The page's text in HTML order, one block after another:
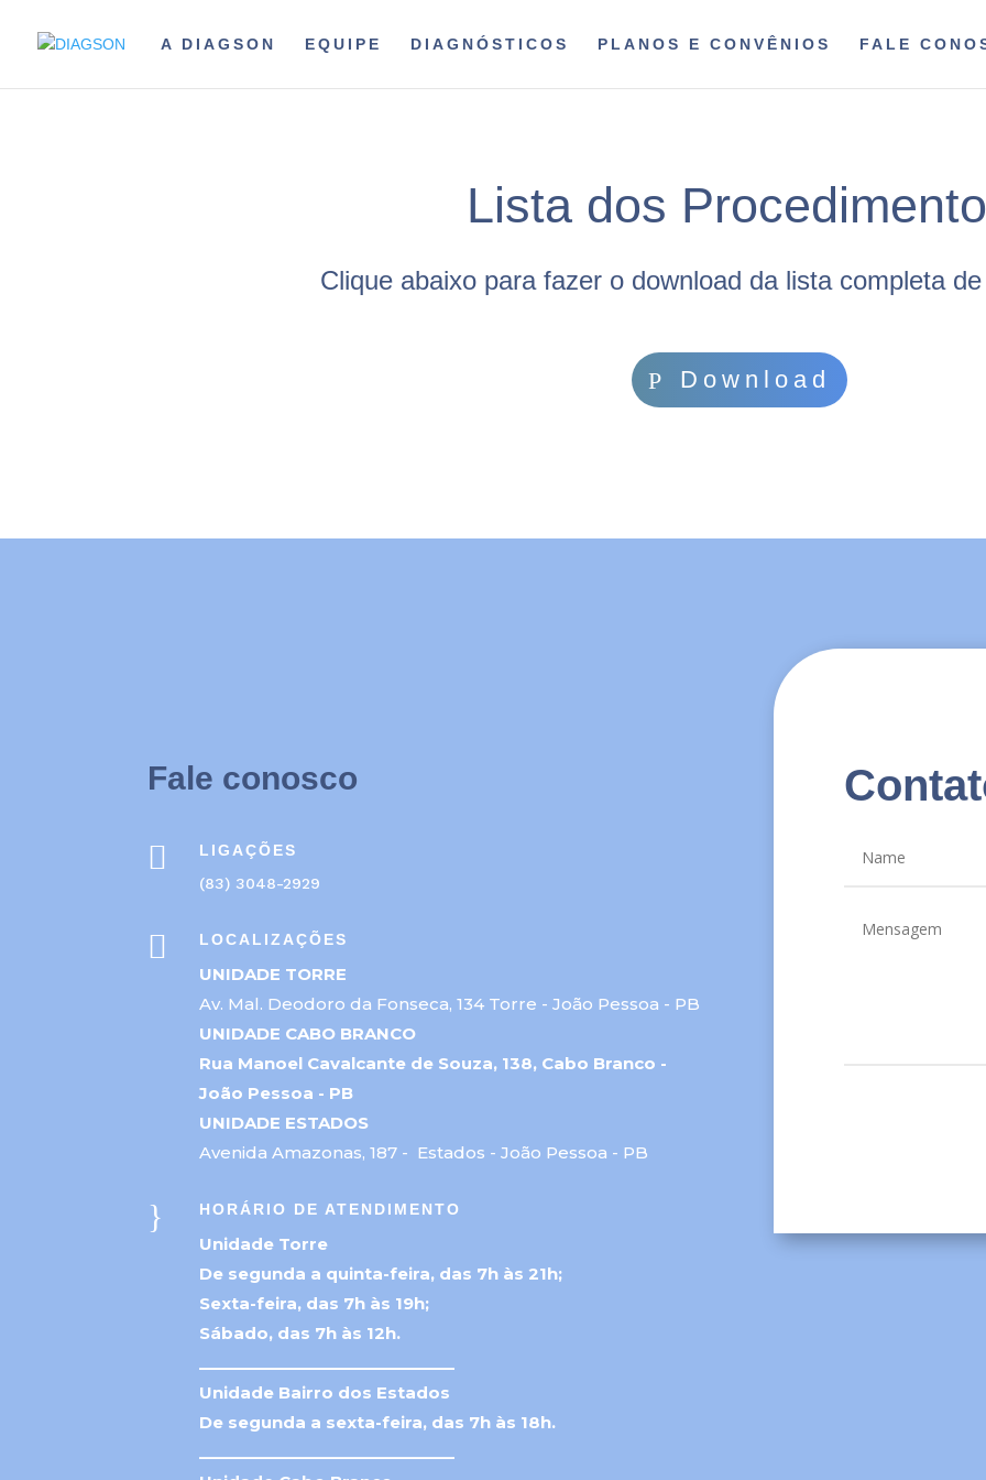
A DIAGSON EQUIPE DIAGNÓSTICOS PLANOS E CONVÊNIOS FALE
Lista dos
Clique abaixo para fazer o download da lista completa
Download
Fale conosco

LIGAÇÕES
(83) 3048-2929
 LOCALIZAÇÕES
UNIDADE TORRE
Av. Mal. Deodoro da Fonseca, 134 Torre - João Pessoa - PB
UNIDADE CABO BRANCO
Rua Manoel Cavalcante de Souza, 138, Cabo Branco -
João Pessoa - PB
UNIDADE ESTADOS
Avenida Amazonas, 187 - Estados - João Pessoa - PB
} HORÁRIO DE ATENDIMENTO
Unidade Torre
De segunda a quinta-feira, das 7h às 21h;
Sexta-feira, das 7h às 19h;
Sábado, das 7h às 12h.
Unidade Bairro dos Estados
De segunda a sexta-feira, das 7h às 18h.